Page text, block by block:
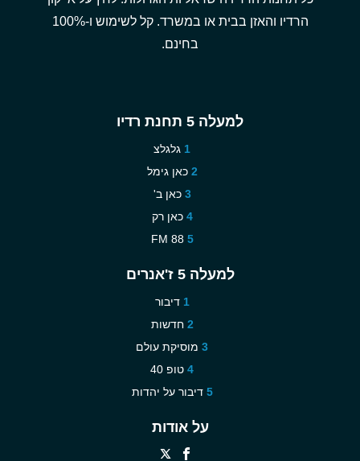
הרדיו והאזן בבית או במשרד. קל לשימוש ו-100%
בחינם.
למעלה 5 תחנת רדיו
גלגלצ
כאן גימל
כאן ב'
כאן רק
88 FM
למעלה 5 ז'אנרים
דיבור
חדשות
מוסיקת עולם
טופ 40
דיבור על יהדות
על אודות